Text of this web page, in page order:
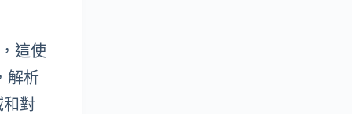
這使
解析
和對